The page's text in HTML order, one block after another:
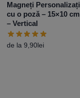
Magneți Personalizați
cu o poză – 15×10 cm
– Vertical
de la 9,90lei